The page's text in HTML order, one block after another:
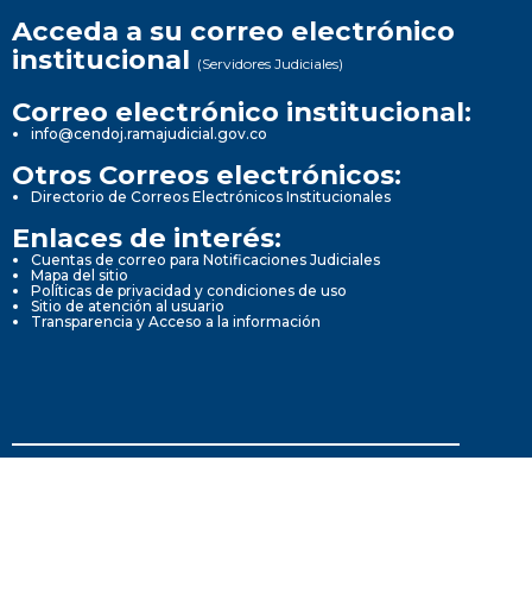
Acceda a su correo electrónico
institucional (Servidores Judiciales)
Correo electrónico institucional:
info@cendoj.ramajudicial.gov.co
Otros Correos electrónicos:
Directorio de Correos Electrónicos Institucionales
Enlaces de interés:
Cuentas de correo para Notificaciones Judiciales
Mapa del sitio
Políticas de privacidad y condiciones de uso
Sitio de atención al usuario
Transparencia y Acceso a la información